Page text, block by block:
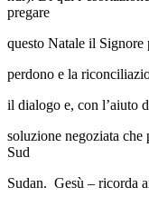
pregare
questo Natale il Signore
perdono e la
il dialogo e, con l’aiuto
soluzione negoziata che
Sud
Sudan. Gesù – ricorda